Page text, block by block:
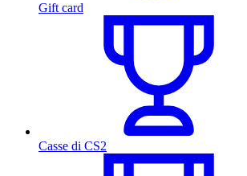
Gift card
Casse di CS2